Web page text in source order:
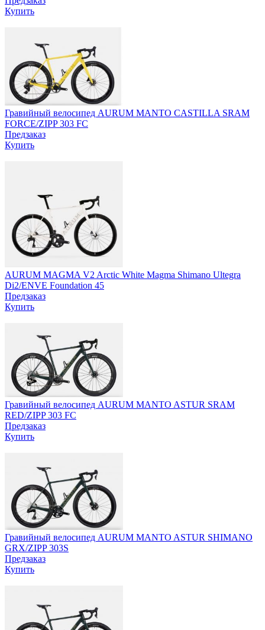
Купить
Гравийный велосипед AURUM MANTO CASTILLA SRAM
FORCE/ZIPP 303 FC
Предзаказ
Купить
AURUM MAGMA V2 Arctic White Magma Shimano Ultegra
Di2/ENVE Foundation 45
Предзаказ
Купить
Гравийный велосипед AURUM MANTO ASTUR SRAM
RED/ZIPP 303 FC
Предзаказ
Купить
Гравийный велосипед AURUM MANTO ASTUR SHIMANO
GRX/ZIPP 303S
Предзаказ
Купить